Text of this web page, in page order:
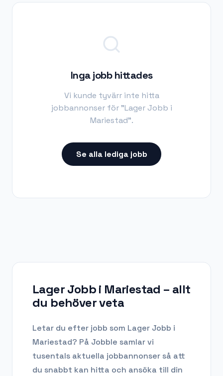
Inga jobb hittades
Vi kunde tyvärr inte hitta
jobbannonser för "Lager Jobb i
Mariestad".
Se alla lediga jobb
Lager Jobb i Mariestad – allt
du behöver veta
Letar du efter jobb som Lager Jobb i
Mariestad? På Jobble samlar vi
tusentals aktuella jobbannonser så att
du snabbt kan hitta och ansöka till din